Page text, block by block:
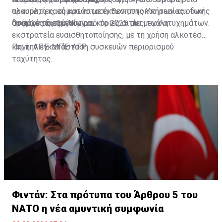
τραυματίες, σύμφωνα με έκθεση της Υπηρεσίας οδικής
ασφάλειας του Νίγηρα.
αλκοόλ, η κακή κατάσταση των αυτοκινήτων και των
δρόμων παραμένουν οι κύριες αιτίες των ατυχημάτων.
Οι αρχές διεξάγουν από το 2025 μια μεγάλη
εκστρατεία ευαισθητοποίησης, με τη χρήση αλκοτέστ
και την εγκατάσταση συσκευών περιορισμού
ταχύτητας.
Πηγή: ΑΠΕ-ΜΠΕ-AFP
Φιντάν: Στα πρότυπα του Άρθρου 5 του
ΝΑΤΟ η νέα αμυντική συμφωνία